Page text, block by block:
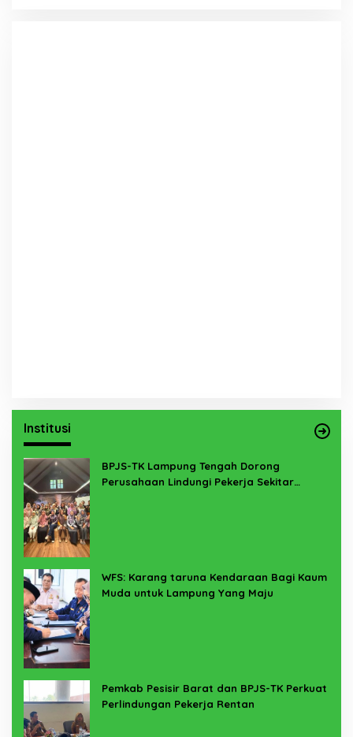
Institusi
BPJS-TK Lampung Tengah Dorong
Perusahaan Lindungi Pekerja Sekitar
WFS: Karang taruna Kendaraan Bagi Kaum
Muda untuk Lampung Yang Maju
Pemkab Pesisir Barat dan BPJS-TK Perkuat
Perlindungan Pekerja Rentan